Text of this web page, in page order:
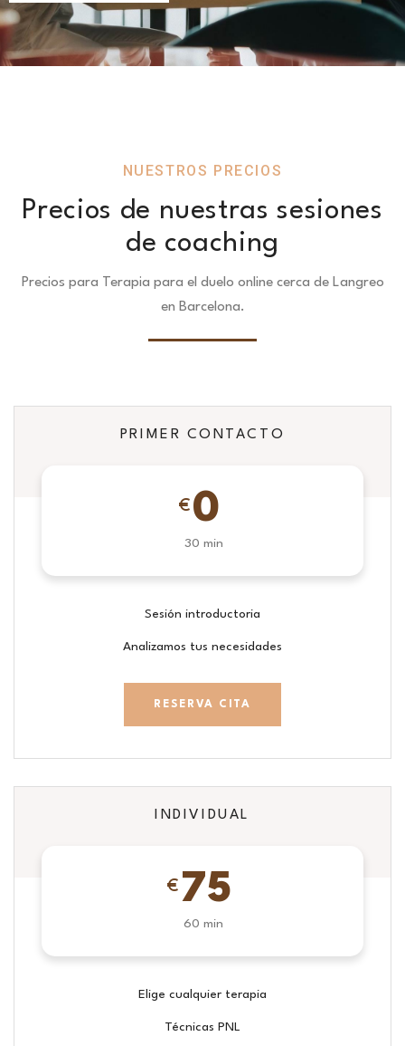
NUESTROS PRECIOS
Precios de nuestras sesiones
de coaching
Precios para Terapia para el duelo online cerca de Langreo
en Barcelona.
PRIMER CONTACTO
€ 0
30 min
Sesión introductoria
Analizamos tus necesidades
RESERVA CITA
INDIVIDUAL
€ 75
60 min
Elige cualquier terapia
Técnicas PNL